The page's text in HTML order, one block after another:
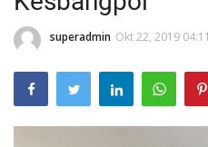
Reskrim
Mitra Polisi
Lantas
superadmin Okt 22, 2019 04:11